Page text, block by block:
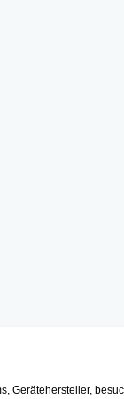
Gerätehersteller,